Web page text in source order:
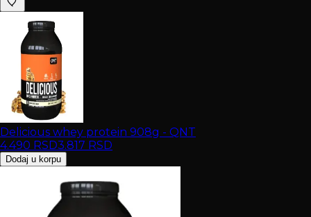
Delicious whey protein 908g - QNT
4.490 RSD3.817 RSD
Dodaj u korpu